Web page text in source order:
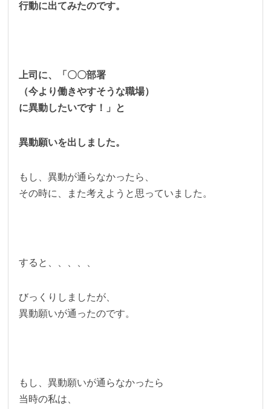
行動に出てみたのです。
上司に、「〇〇部署
（今より働きやすそうな職場）
に異動したいです！」と
異動願いを出しました。
もし、異動が通らなかったら、
その時に、また考えようと思っていました。
すると、、、、、
びっくりしましたが、
異動願いが通ったのです。
もし、異動願いが通らなかったら
当時の私は、